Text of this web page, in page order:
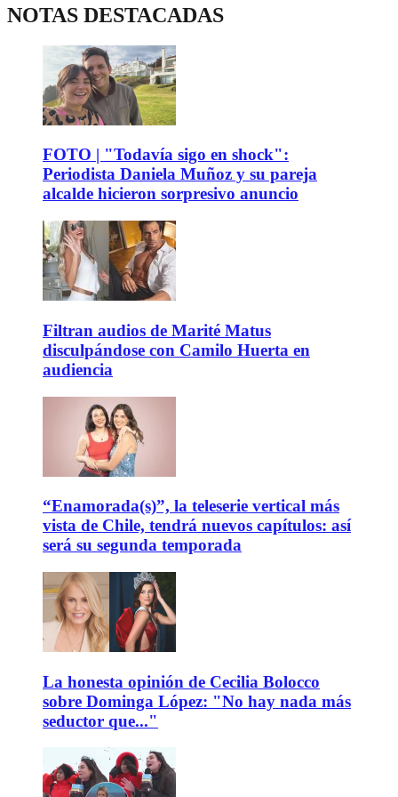
NOTAS DESTACADAS
FOTO | "Todavía sigo en shock":
Periodista Daniela Muñoz y su pareja
alcalde hicieron sorpresivo anuncio
Filtran audios de Marité Matus
disculpándose con Camilo Huerta en
audiencia
“Enamorada(s)”, la teleserie vertical más
vista de Chile, tendrá nuevos capítulos: así
será su segunda temporada
La honesta opinión de Cecilia Bolocco
sobre Dominga López: "No hay nada más
seductor que..."